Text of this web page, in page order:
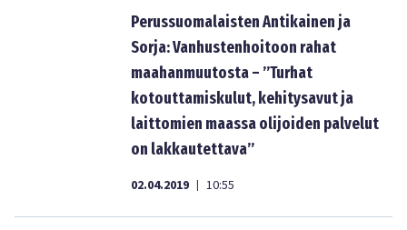
Perussuomalaisten Antikainen ja
Sorja: Vanhustenhoitoon rahat
maahanmuutosta – ”Turhat
kotouttamiskulut, kehitysavut ja
laittomien maassa olijoiden palvelut
on lakkautettava”
02.04.2019 | 10:55